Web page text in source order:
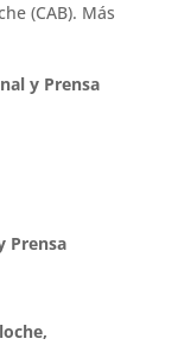
(CAB). Más
y Prensa
Prensa